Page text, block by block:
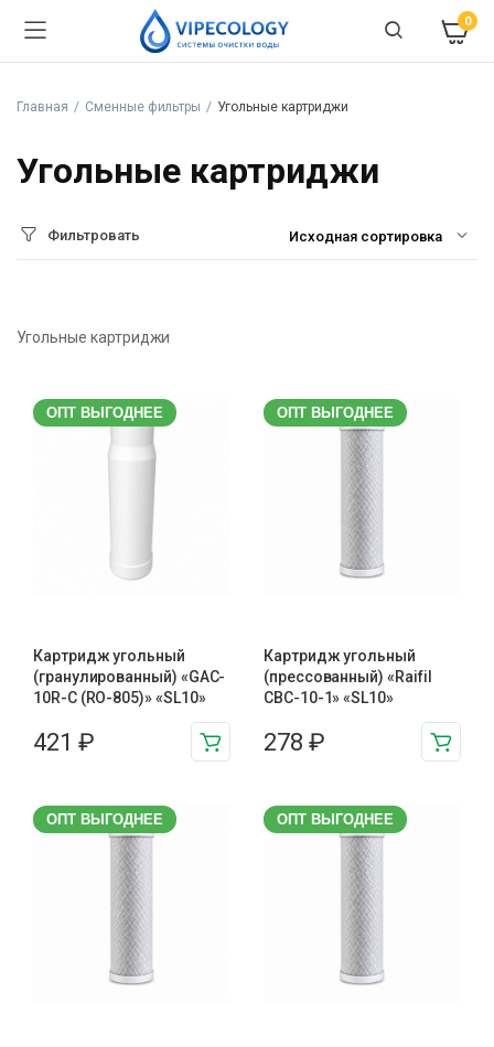
0
Главная Сменные фильтры Угольные картриджи
Угольные картриджи
Фильтровать
Угольные картриджи
ОПТ ВЫГОДНЕЕ
Картридж угольный
(гранулированный) «GAC-
10R-C (RO-805)» «SL10»
421 ₽
ОПТ ВЫГОДНЕЕ
Картридж угольный
(прессованный) «Raifil
CBC-10-1» «SL10»
278 ₽
ОПТ ВЫГОДНЕЕ ОПТ ВЫГОДНЕЕ